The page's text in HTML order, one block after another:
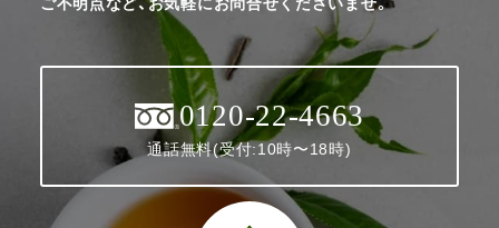
0120-22-4663
通話無料(受付:10時〜18時)